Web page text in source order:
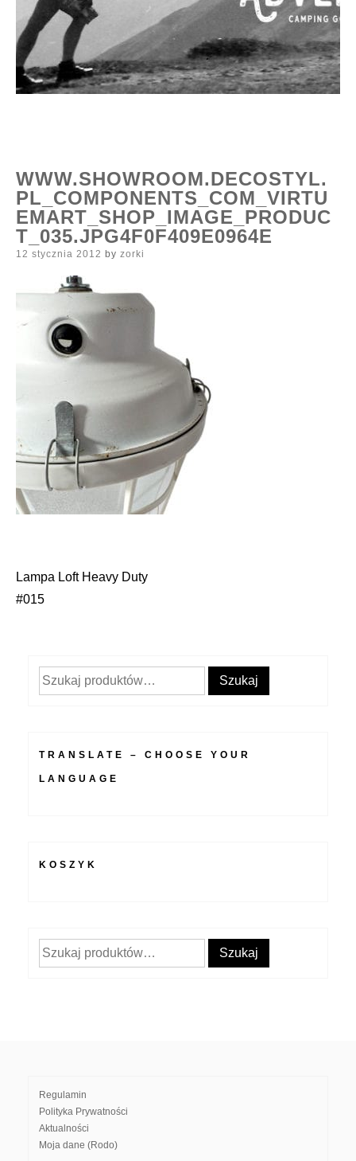
WWW.SHOWROOM.DECOSTYL.
PL_COMPONENTS_COM_VIRTU
EMART_SHOP_IMAGE_PRODUC
T_035.JPG4F0F409E0964E
Posted
12 stycznia 2012 by zorki
Nawigacja
Lampa Loft Heavy Duty
#015
Szukaj: Szukaj
TRANSLATE – CHOOSE YOUR
LANGUAGE
KOSZYK
Szukaj: Szukaj
Regulamin
Polityka Prywatności
Aktualności
Moja dane (Rodo)